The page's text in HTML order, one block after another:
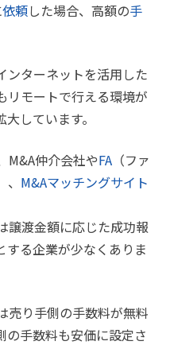
依頼した場合、高額の手
ターネットを活用した
リモートで行える環境が
しています。
M&A仲介会社やFA （ファ
M&Aマッチングサイト
譲渡金額に応じた成功報
する企業が少なくありま
売り手側の手数料が無料
の手数料も安価に設定さ